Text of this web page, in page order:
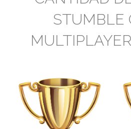
STUMBLE